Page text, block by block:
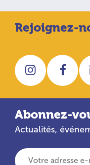
Rejoignez-
Abonnez-
Actualités,
Votre adresse e-mail